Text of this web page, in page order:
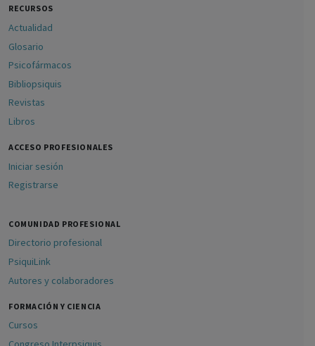
RECURSOS
Actualidad
Glosario
Psicofármacos
Bibliopsiquis
Revistas
Libros
ACCESO PROFESIONALES
Iniciar sesión
Registrarse
COMUNIDAD PROFESIONAL
Directorio profesional
PsiquiLink
Autores y colaboradores
FORMACIÓN Y CIENCIA
Cursos